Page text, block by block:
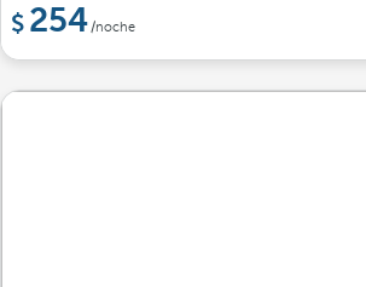
254/noche